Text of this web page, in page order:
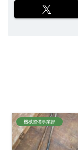
機械整備事業部